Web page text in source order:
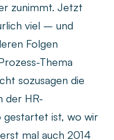
zunimmt. Jetzt
viel – und
Folgen
Thema
sozusagen die
der HR-
gestartet ist, wo wir
mal auch 2014